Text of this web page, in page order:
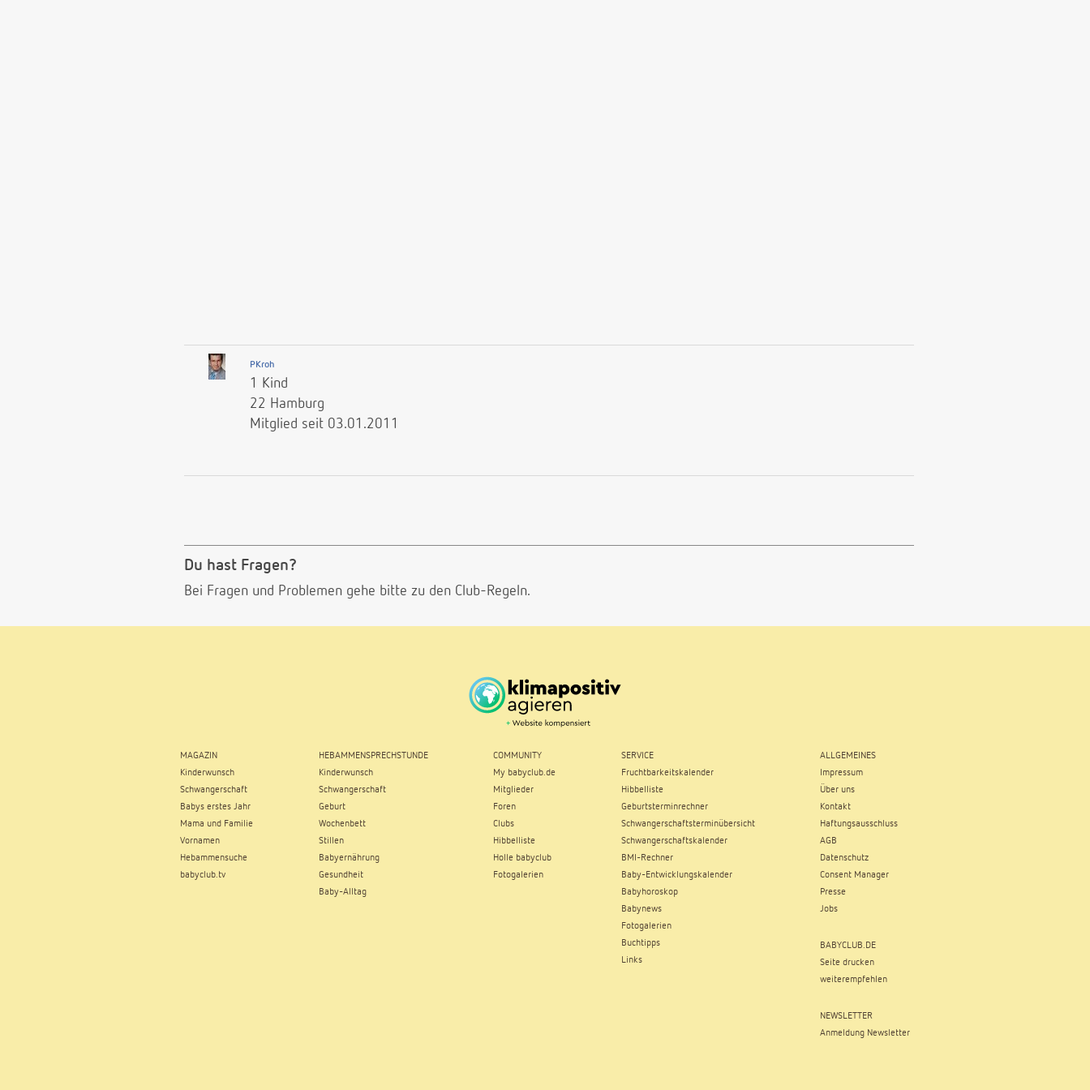
PKroh
1 Kind
22 Hamburg
Mitglied seit 03.01.2011
Du hast Fragen?
Bei Fragen und Problemen gehe bitte zu den Club-Regeln.
MAGAZIN
Kinderwunsch
Schwangerschaft
Babys erstes Jahr
Mama und Familie
Vornamen
Hebammensuche
babyclub.tv
HEBAMMENSPRECHSTUNDE
Kinderwunsch
Schwangerschaft
Geburt
Wochenbett
Stillen
Babyernährung
Gesundheit
Baby-Alltag
COMMUNITY
My babyclub.de
Mitglieder
Foren
Clubs
Hibbelliste
Holle babyclub
Fotogalerien
SERVICE
Fruchtbarkeitskalender
Hibbelliste
Geburtsterminrechner
Schwangerschaftsterminübersicht
Schwangerschaftskalender
BMI-Rechner
Baby-Entwicklungskalender
Babyhoroskop
Babynews
Fotogalerien
Buchtipps
Links
ALLGEMEINES
Impressum
Über uns
Kontakt
Haftungsausschluss
AGB
Datenschutz
Consent Manager
Presse
Jobs
BABYCLUB.DE
Seite drucken
weiterempfehlen
NEWSLETTER
Anmeldung Newsletter